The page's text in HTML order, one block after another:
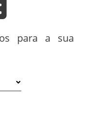
para a sua